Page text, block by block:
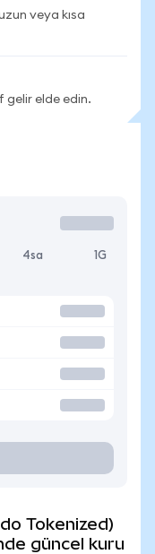
veya kısa
gelir elde edin.
4sa 1G
Tokenized)
güncel kuru